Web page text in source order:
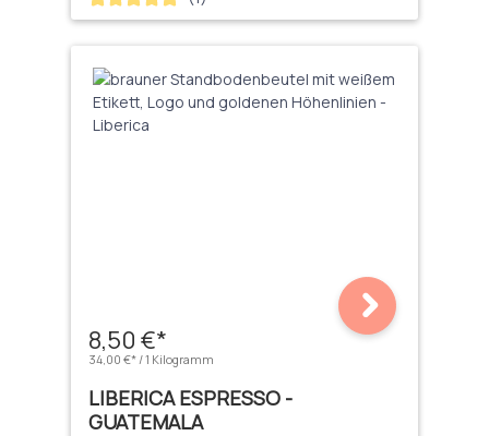
8,50 €*
34,00 €* / 1 Kilogramm
LIBERICA ESPRESSO -
GUATEMALA